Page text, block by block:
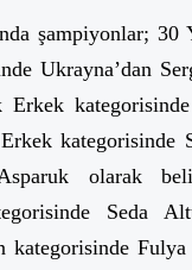
şampiyonlar; 30
Ukrayna’dan
kategorisinde
olarak
Seda
kategorisinde